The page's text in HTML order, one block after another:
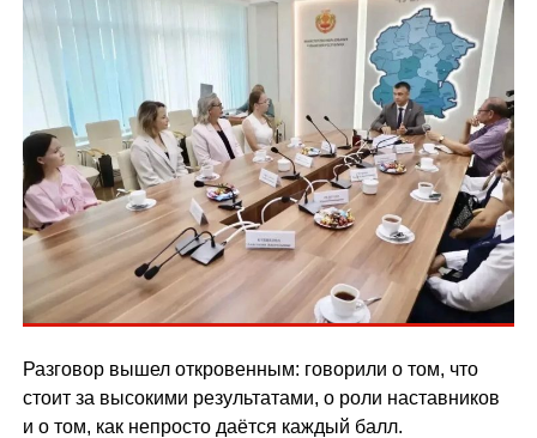
Разговор вышел откровенным: говорили о том, что
стоит за высокими результатами, о роли наставников
и о том, как непросто даётся каждый балл.